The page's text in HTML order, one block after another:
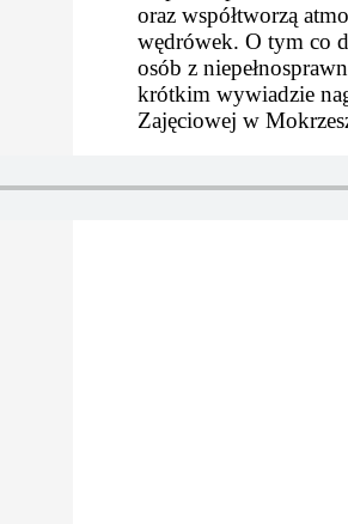
oraz współtworzą
wędrówek. O tym co
osób z
krótkim wywiadzie
Zajęciowej w